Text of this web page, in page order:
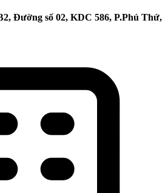
Đường số 02, KDC 586, P.Phú Thứ,